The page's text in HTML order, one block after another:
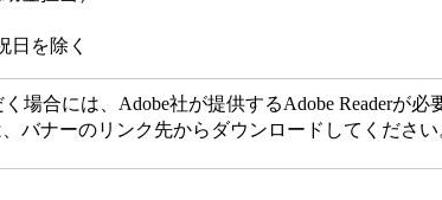
を除く
場合には、Adobe社が提供するAdobe Readerが必
バナーのリンク先からダウンロードしてください